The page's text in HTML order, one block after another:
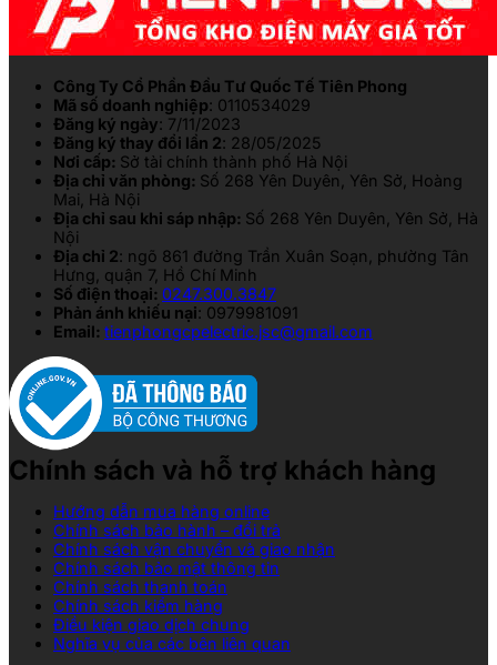
Công Ty Cổ Phần Đầu Tư Quốc Tế Tiên Phong
Mã số doanh nghiệp: 0110534029
Đăng ký ngày: 7/11/2023
Đăng ký thay đổi lần 2: 28/05/2025
Nơi cấp: Sở tài chính thành phố Hà Nội
Địa chỉ văn phòng: Số 268 Yên Duyên, Yên Sở, Hoàng
Mai, Hà Nội
Địa chỉ sau khi sáp nhập: Số 268 Yên Duyên, Yên Sở, Hà
Nội
Địa chỉ 2: ngõ 861 đường Trần Xuân Soạn, phường Tân
Hưng, quận 7, Hồ Chí Minh
Số điện thoại: 0247.300.3847
Phản ánh khiếu nại: 0979981091
Email: tienphongcpelectric.jsc@gmail.com
Chính sách và hỗ trợ khách hàng
Hướng dẫn mua hàng online
Chính sách bảo hành – đổi trả
Chính sách vận chuyển và giao nhận
Chính sách bảo mật thông tin
Chính sách thanh toán
Chính sách kiểm hàng
Điều kiện giao dịch chung
Nghĩa vụ của các bên liên quan